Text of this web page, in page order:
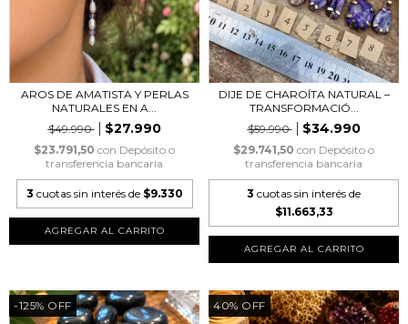
AROS DE AMATISTA Y PERLAS
NATURALES EN A...
$49.990
$27.990
$23.791,50 con Depósito o
transferencia bancaria
3 cuotas sin interés de $9.330
DIJE DE CHAROÍTA NATURAL –
TRANSFORMACIÓ...
$59.990
$34.990
$29.741,50 con Depósito o
transferencia bancaria
3 cuotas sin interés de
$11.663,33
AGREGAR AL CARRITO
-125% OFF 40% OFF